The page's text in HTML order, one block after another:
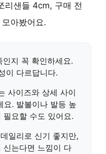
리샌들 4cm, 구매 전
아봤어요.
인지 꼭 확인하세요.
이 다르답니다.
사이즈와 상세 사이
요. 발볼이나 발등 높
요할 수도 있어요.
일리로 신기 좋지만,
는다면 느낌이 다